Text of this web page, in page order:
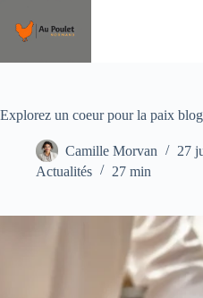
contenu
Explorez un coeur pour la paix blog
Camille Morvan
27
Actualités
27 min